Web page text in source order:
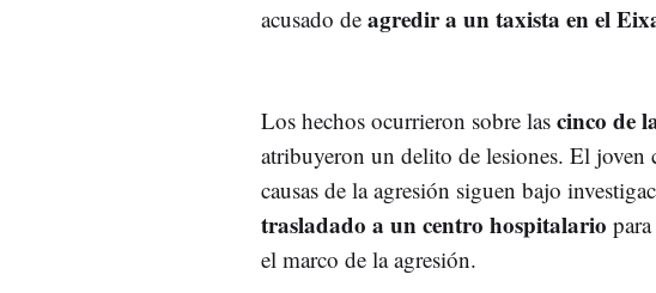
acusado de agredir a un taxista en el
Los hechos ocurrieron sobre las cinco de
atribuyeron un delito de lesiones. El joven
causas de la agresión siguen bajo
trasladado a un centro hospitalario
el marco de la agresión.